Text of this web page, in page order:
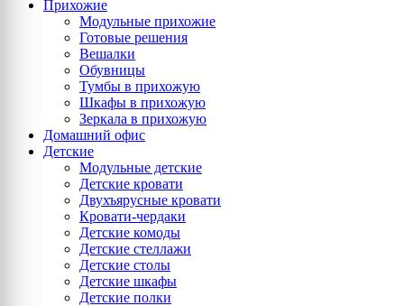
Прихожие
Модульные прихожие
Готовые решения
Вешалки
Обувницы
Тумбы в прихожую
Шкафы в прихожую
Зеркала в прихожую
Домашний офис
Детские
Модульные детские
Детские кровати
Двухъярусные кровати
Кровати-чердаки
Детские комоды
Детские стеллажи
Детские столы
Детские шкафы
Детские полки